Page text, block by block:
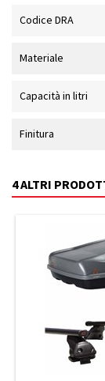
Codice DRA
Materiale
Capacità in litri
Finitura
4 ALTRI